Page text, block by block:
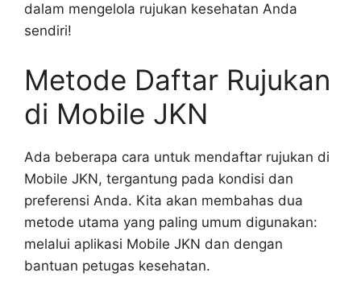
dalam mengelola rujukan kesehatan Anda
sendiri!
Metode Daftar Rujukan
di Mobile JKN
Ada beberapa cara untuk mendaftar rujukan di
Mobile JKN, tergantung pada kondisi dan
preferensi Anda. Kita akan membahas dua
metode utama yang paling umum digunakan:
melalui aplikasi Mobile JKN dan dengan
bantuan petugas kesehatan.